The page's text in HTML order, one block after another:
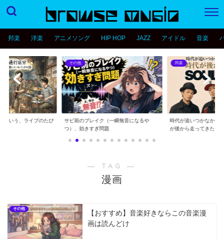
邦楽 洋楽 アニメソング HIP HOP JAZZ アイドル 音楽
という、ライブのたび
その他
サビ前のブレイク（一瞬無音になるや
つ）、効きすぎ問題
邦楽
時代が追いつかなかっ
が後から走ってきた...
― TAG ―
漫画
その他
【おすすめ】音楽好きならこの音楽漫
画は読んどけ